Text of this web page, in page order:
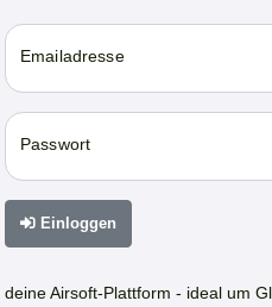
Emailadresse
Passwort
Einloggen
deine Airsoft-Plattform - ideal um